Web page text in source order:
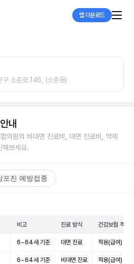
앱 다운로드
구 소촌로 146, (소촌동)
내
의원의 비대면 진료비, 대면 진료비, 약제
해보세요.
포진 예방접종
비고 진료 방식 건강보험 적용
6~64세 기준 대면 진료 적용(급여)
6~64세 기준 비대면 진료 적용(급여)